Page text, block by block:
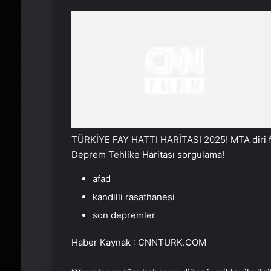
TÜRKİYE FAY HATTI HARİTASI 2025! MTA
Deprem Tehlike Haritası sorgulama!
afad
kandilli rasathanesi
son depremler
Haber Kaynak : CNNTURK.COM